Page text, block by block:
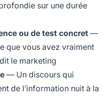
sur une durée
ou de test concret —
que vous avez vraiment
le marketing
— Un discours qui
de l’information nuit à la